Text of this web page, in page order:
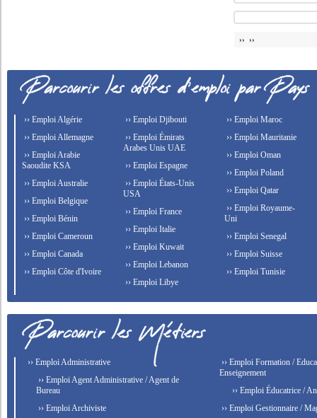
›› ››
›› Emploi Algérie
›› Emploi Allemagne
›› Emploi Arabie
Saoudite KSA
›› Emploi Australie
›› Emploi Belgique
›› Emploi Bénin
›› Emploi Cameroun
›› Emploi Canada
›› Emploi Côte d'Ivoire
›› Emploi Djibouti
›› Emploi Émirats
Arabes Unis UAE
›› Emploi Espagne
›› Emploi États-Unis
USA
›› Emploi France
›› Emploi Italie
›› Emploi Kuwait
›› Emploi Lebanon
›› Emploi Libye
›› Emploi Maroc
›› Emploi Mauritanie
›› Emploi Oman
›› Emploi Poland
›› Emploi Qatar
›› Emploi Royaume-
Uni
›› Emploi Senegal
›› Emploi Suisse
›› Emploi Tunisie
›› Emploi Administrative
›› Emploi Agent Administrative / Agent de
Bureau
›› Emploi Archiviste
›› Emploi Formation /
Enseignement
›› Emploi Éducatrice /
›› Emploi Gestionnaire /